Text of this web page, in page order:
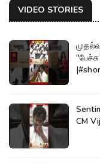
VIDEO STORIES
CM